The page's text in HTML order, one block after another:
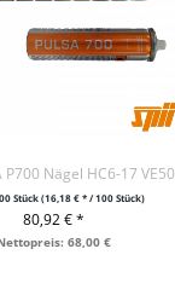
P700 Nägel HC6-17
Stück(16,18 € * / 100 Stück)
80,92 € *
DEN WARENKORB
68,00 €